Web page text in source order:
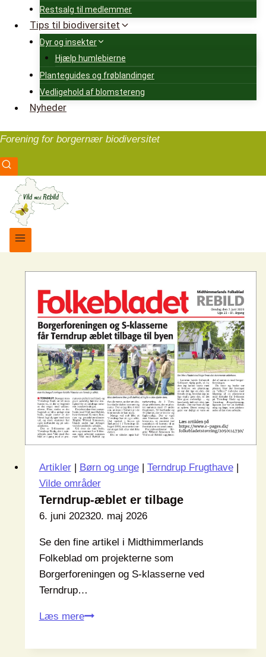
Restsalg til medlemmer
Tips til biodiversitet
Dyr og insekter
Hjælp humlebierne
Planteguides og frøblandinger
Vedligehold af blomstereng
Nyheder
Forening for borgernær biodiversitet
Artikler| Børn og unge| Terndrup Frugthave|
Vilde områder
Terndrup-æblet er tilbage
6. juni 202320. maj 2026
Se den fine artikel i Midthimmerlands
Folkeblad om projekterne som
Borgerforeningen og S-klasserne ved
Terndrup…
Læs mereTerndrup-
er